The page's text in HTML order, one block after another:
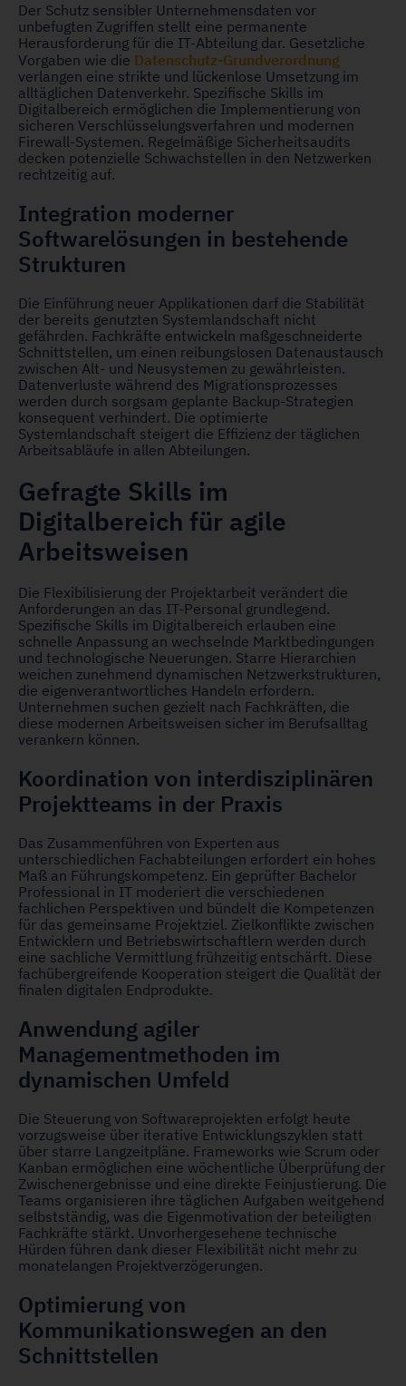
Der Schutz sensibler Unternehmensdaten vor
unbefugten Zugriffen stellt eine permanente
Herausforderung für die IT-Abteilung dar. Gesetzliche
Vorgaben wie die Datenschutz-Grundverordnung
verlangen eine strikte und lückenlose Umsetzung im
alltäglichen Datenverkehr. Spezifische Skills im
Digitalbereich ermöglichen die Implementierung von
sicheren Verschlüsselungsverfahren und modernen
Firewall-Systemen. Regelmäßige Sicherheitsaudits
decken potenzielle Schwachstellen in den Netzwerken
rechtzeitig auf.
Integration moderner
Softwarelösungen in bestehende
Strukturen
Die Einführung neuer Applikationen darf die Stabilität
der bereits genutzten Systemlandschaft nicht
gefährden. Fachkräfte entwickeln maßgeschneiderte
Schnittstellen, um einen reibungslosen Datenaustausch
zwischen Alt- und Neusystemen zu gewährleisten.
Datenverluste während des Migrationsprozesses
werden durch sorgsam geplante Backup-Strategien
konsequent verhindert. Die optimierte
Systemlandschaft steigert die Effizienz der täglichen
Arbeitsabläufe in allen Abteilungen.
Gefragte Skills im
Digitalbereich für agile
Arbeitsweisen
Die Flexibilisierung der Projektarbeit verändert die
Anforderungen an das IT-Personal grundlegend.
Spezifische Skills im Digitalbereich erlauben eine
schnelle Anpassung an wechselnde Marktbedingungen
und technologische Neuerungen. Starre Hierarchien
weichen zunehmend dynamischen Netzwerkstrukturen,
die eigenverantwortliches Handeln erfordern.
Unternehmen suchen gezielt nach Fachkräften, die
diese modernen Arbeitsweisen sicher im Berufsalltag
verankern können.
Koordination von interdisziplinären
Projektteams in der Praxis
Das Zusammenführen von Experten aus
unterschiedlichen Fachabteilungen erfordert ein hohes
Maß an Führungskompetenz. Ein geprüfter Bachelor
Professional in IT moderiert die verschiedenen
fachlichen Perspektiven und bündelt die Kompetenzen
für das gemeinsame Projektziel. Zielkonflikte zwischen
Entwicklern und Betriebswirtschaftlern werden durch
eine sachliche Vermittlung frühzeitig entschärft. Diese
fachübergreifende Kooperation steigert die Qualität der
finalen digitalen Endprodukte.
Anwendung agiler
Managementmethoden im
dynamischen Umfeld
Die Steuerung von Softwareprojekten erfolgt heute
vorzugsweise über iterative Entwicklungszyklen statt
über starre Langzeitpläne. Frameworks wie Scrum oder
Kanban ermöglichen eine wöchentliche Überprüfung der
Zwischenergebnisse und eine direkte Feinjustierung. Die
Teams organisieren ihre täglichen Aufgaben weitgehend
selbstständig, was die Eigenmotivation der beteiligten
Fachkräfte stärkt. Unvorhergesehene technische
Hürden führen dank dieser Flexibilität nicht mehr zu
monatelangen Projektverzögerungen.
Optimierung von
Kommunikationswegen an den
Schnittstellen